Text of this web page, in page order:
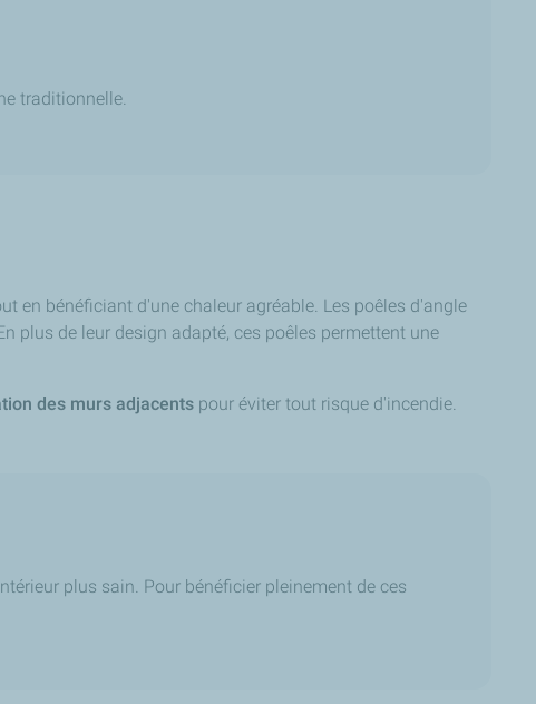
traditionnelle.
en bénéficiant d'une chaleur agréable. Les poêles d'angle
En plus de leur design adapté, ces poêles permettent une
des murs adjacents pour éviter tout risque d'incendie.
plus sain. Pour bénéficier pleinement de ces